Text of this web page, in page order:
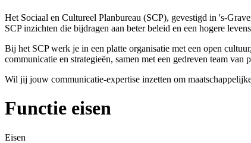
Het Sociaal en Cultureel Planbureau (SCP), gevestigd in 's-
SCP inzichten die bijdragen aan beter beleid en een hogere
Bij het SCP werk je in een platte organisatie met een open
communicatie en strategieën, samen met een gedreven team van
Wil jij jouw communicatie-expertise inzetten om
Functie eisen
Eisen